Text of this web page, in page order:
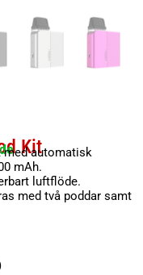
Kit
med automatisk
mAh.
luftflöde.
med två poddar samt